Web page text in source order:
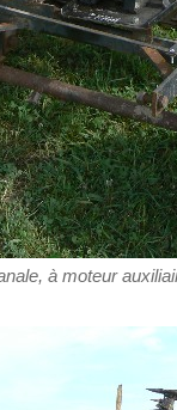
à moteur